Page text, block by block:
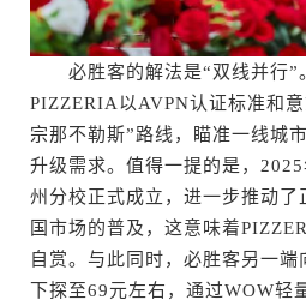
必胜客的解法是“双线并行”
PIZZERIA以AVPN认证标准和
宗那不勒斯”路线，瞄准一线城
升级需求。值得一提的是，
州分校正式成立，进一步推动了
国市场的普及，这意味着
自赏。与此同时，必胜客另一
下探至69元左右，通过WOW轻